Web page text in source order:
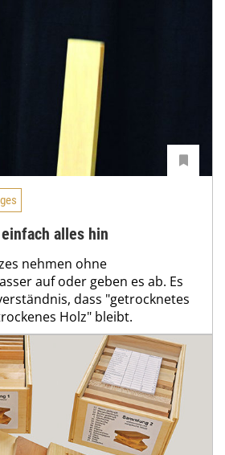
alles hin
nehmen ohne
auf oder geben es ab. Es
dass "getrocknetes
Holz" bleibt.